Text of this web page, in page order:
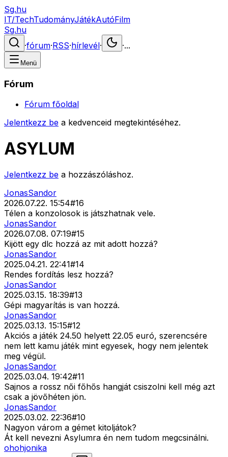
Sg.hu
IT/TechTudományJátékAutóFilm
Sg.hu
·fórum·RSS·hírlevél· ·...
Menü
Fórum
Fórum főoldal
Jelentkezz be a kedvenceid megtekintéséhez.
ASYLUM
Jelentkezz be a hozzászóláshoz.
JonasSandor
2026.07.22. 15:54#16
Télen a konzolosok is játszhatnak vele.
JonasSandor
2026.07.08. 07:19#15
Kijött egy dlc hozzá az mit adott hozzá?
JonasSandor
2025.04.21. 22:41#14
Rendes fordítás lesz hozzá?
JonasSandor
2025.03.15. 18:39#13
Gépi magyarítás is van hozzá.
JonasSandor
2025.03.13. 15:15#12
Akciós a játék 24.50 helyett 22.05 euró, szerencsére
nem lett kamu játék mint egyesek, hogy nem jelentek
meg végül.
JonasSandor
2025.03.04. 19:42#11
Sajnos a rossz női főhős hangját csiszolni kell még azt
csak a jövőhéten jön.
JonasSandor
2025.03.02. 22:36#10
Nagyon várom a gémet kitoljátok?
Át kell nevezni Asylumra én nem tudom megcsinálni.
ohohjonika